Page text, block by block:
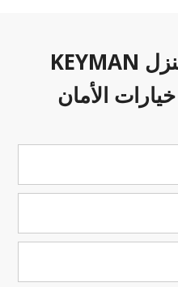
مرحبا بكم في منزل KEYMAN
خيارات الأمان